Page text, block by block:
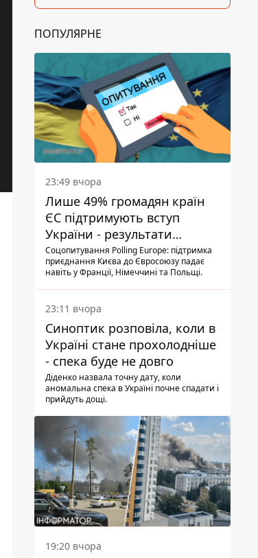
ПОПУЛЯРНЕ
23:49 вчора
Лише 49% громадян країн
ЄС підтримують вступ
України - результати
опитування
Соцопитування Polling Europe: підтримка
приєднання Києва до Євросоюзу падає
навіть у Франції, Німеччині та Польщі.
23:11 вчора
Синоптик розповіла, коли в
Україні стане прохолодніше
- спека буде не довго
Діденко назвала точну дату, коли
аномальна спека в Україні почне спадати і
прийдуть дощі.
19:20 вчора